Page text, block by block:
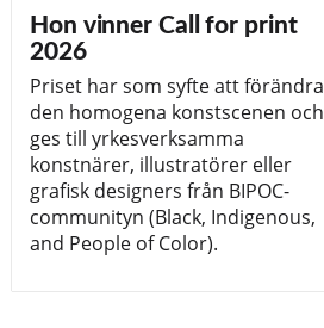
Hon vinner Call for print
2026
Priset har som syfte att förändra
den homogena konstscenen och
ges till yrkesverksamma
konstnärer, illustratörer eller
grafisk designers från BIPOC-
communityn (Black, Indigenous,
and People of Color).